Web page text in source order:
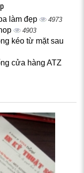
làm đẹp 4973
4903
kéo từ mặt sau
cửa hàng ATZ